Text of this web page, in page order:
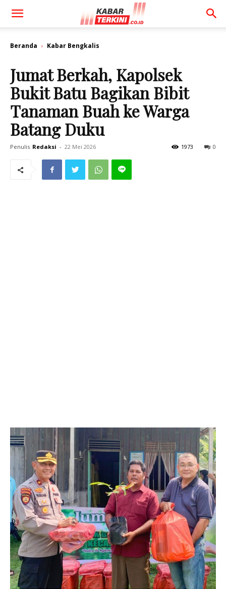
Beranda Kabar Bengkalis
Jumat Berkah, Kapolsek
Bukit Batu Bagikan Bibit
Tanaman Buah ke Warga
Batang Duku
Penulis Redaksi - 22 Mei 2026 0
1973